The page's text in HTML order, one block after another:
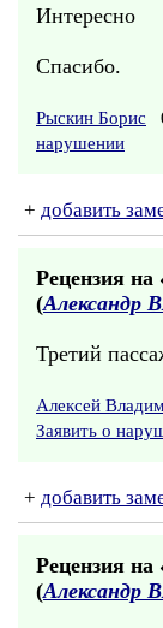
Интересно
Спасибо.
Рыскин Борис
нарушении
+ добавить
Рецензия на
(Александр
Третий
Алексей
Заявить о
+ добавить
Рецензия на
(Александр